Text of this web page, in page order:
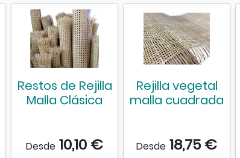
Restos de Rejilla
Malla Clásica
Desde 10,10 €
Rejilla vegetal
malla cuadrada
Desde 18,75 €